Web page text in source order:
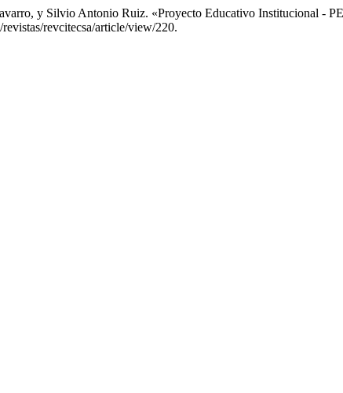
y Silvio Antonio Ruiz. «Proyecto Educativo Institucional -
revcitecsa/article/view/220.